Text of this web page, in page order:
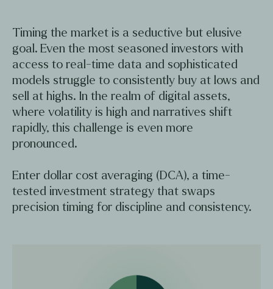
Timing the market is a seductive but elusive
goal. Even the most seasoned investors with
access to real-time data and sophisticated
models struggle to consistently buy at lows and
sell at highs. In the realm of digital assets,
where volatility is high and narratives shift
rapidly, this challenge is even more
pronounced.
Enter dollar cost averaging (DCA), a time-
tested investment strategy that swaps
precision timing for discipline and consistency.